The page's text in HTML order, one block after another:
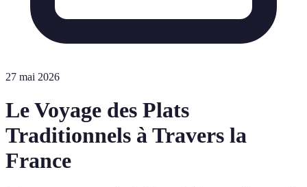
27 mai 2026
Le Voyage des Plats
Traditionnels à Travers la
France